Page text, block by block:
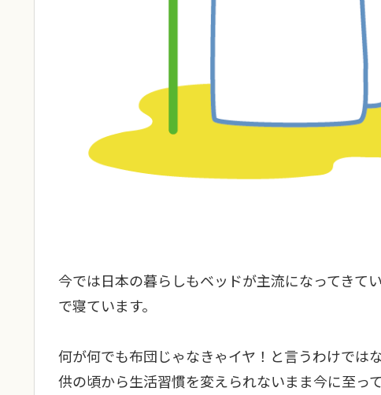
今では日本の暮らしもベッドが主流になってきて
で寝ています。
何が何でも布団じゃなきゃイヤ！と言うわけでは
供の頃から生活習慣を変えられないまま今に至っ